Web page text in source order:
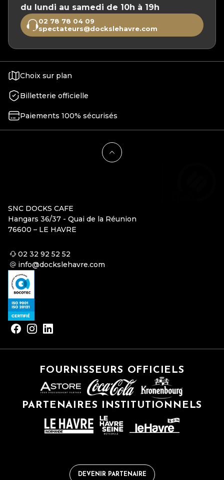
du lundi au samedi de 10h à 19h
02 78 78 04 09
spectateurs@dockslehavre.com
Choix sur plan
Billetterie officielle
Paiements 100% sécurisés
SNC DOCKS CAFE
Hangars 36/37 - Quai de la Réunion
76600 – LE HAVRE
02 32 92 52 52
info@dockslehavre.com
FOURNISSEURS OFFICIELS
PARTENAIRES INSTITUTIONNELS
DEVENIR PARTENAIRE